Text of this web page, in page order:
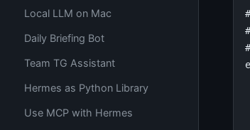
Local LLM on Mac
Daily Briefing Bot
Team TG Assistant
Hermes as Python Library
Use MCP with Hermes